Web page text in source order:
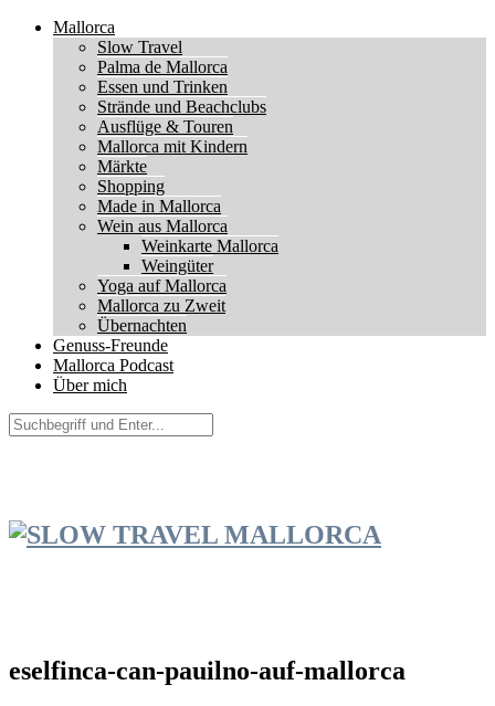
Mallorca
Slow Travel
Palma de Mallorca
Essen und Trinken
Strände und Beachclubs
Ausflüge & Touren
Mallorca mit Kindern
Märkte
Shopping
Made in Mallorca
Wein aus Mallorca
Weinkarte Mallorca
Weingüter
Yoga auf Mallorca
Mallorca zu Zweit
Übernachten
Genuss-Freunde
Mallorca Podcast
Über mich
eselfinca-can-pauilno-auf-mallorca